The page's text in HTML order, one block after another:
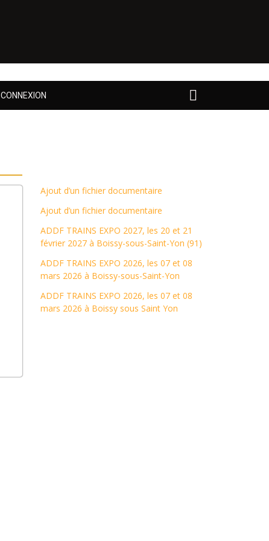
CONNEXION
Ajout d’un fichier documentaire
Ajout d’un fichier documentaire
ADDF TRAINS EXPO 2027, les 20 et 21
février 2027 à Boissy-sous-Saint-Yon (91)
ADDF TRAINS EXPO 2026, les 07 et 08
mars 2026 à Boissy-sous-Saint-Yon
ADDF TRAINS EXPO 2026, les 07 et 08
mars 2026 à Boissy sous Saint Yon